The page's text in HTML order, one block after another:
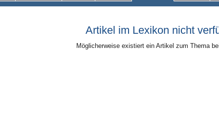
Artikel im Lexikon nicht
Möglicherweise existiert ein Artikel zum Thema